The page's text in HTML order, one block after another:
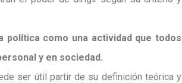
política como una actividad que todos
y en sociedad.
ser útil partir de su definición teórica y